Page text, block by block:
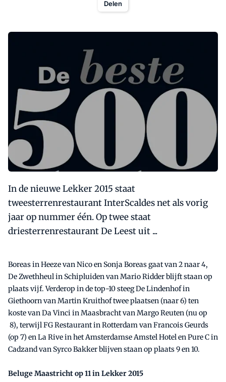
Delen
In de nieuwe Lekker 2015 staat
tweesterrenrestaurant InterScaldes net als vorig
jaar op nummer één. Op twee staat
driesterrenrestaurant De Leest uit ...
Boreas in Heeze van Nico en Sonja Boreas gaat van 2 naar 4,
De Zwethheul in Schipluiden van Mario Ridder blijft staan op
plaats vijf. Verderop in de top-10 steeg De Lindenhof in
Giethoorn van Martin Kruithof twee plaatsen (naar 6) ten
koste van Da Vinci in Maasbracht van Margo Reuten (nu op
8), terwijl FG Restaurant in Rotterdam van Francois Geurds
(op 7) en La Rive in het Amsterdamse Amstel Hotel en Pure C in
Cadzand van Syrco Bakker blijven staan op plaats 9 en 10.
Beluge Maastricht op 11 in Lekker 2015